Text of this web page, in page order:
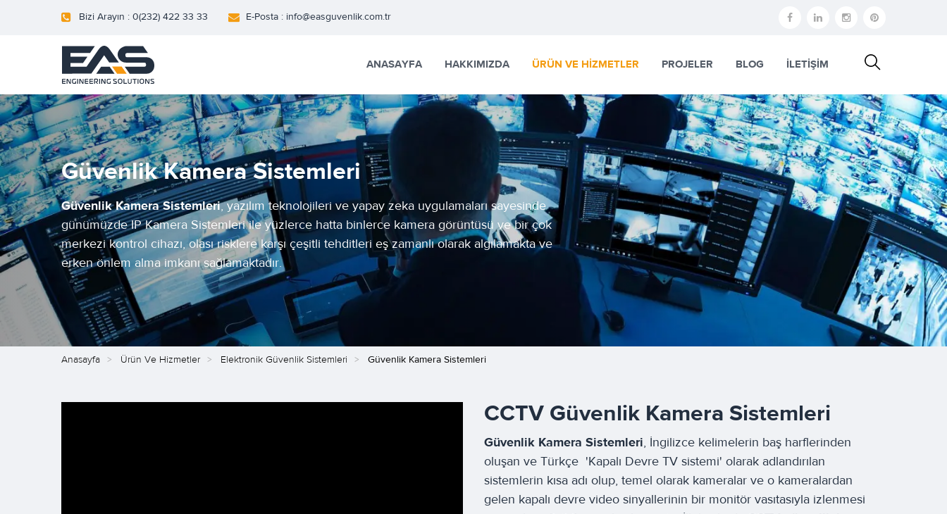
Bizi Arayın : 0(232) 422 33 33 E-Posta : info@easguvenlik.com.tr
ANASAYFA HAKKIMIZDA ÜRÜN VE HİZMETLER PROJELER BLOG İLETİŞİM
Güvenlik Kamera Sistemleri
Güvenlik Kamera Sistemleri, yazılım teknolojileri ve yapay zeka uygulamaları sayesinde
günümüzde IP Kamera Sistemleri ile yüzlerce hatta binlerce kamera görüntüsü ve bir çok
merkezi kontrol cihazı, olası risklere karşı çeşitli tehditleri eş zamanlı olarak algılamakta ve
erken önlem alma imkanı sağlamaktadır.
Anasayfa Ürün Ve Hizmetler Elektronik Güvenlik Sistemleri Güvenlik Kamera Sistemleri
CCTV Güvenlik Kamera Sistemleri
Güvenlik Kamera Sistemleri, İngilizce kelimelerin baş harflerinden
oluşan ve Türkçe 'Kapalı Devre TV sistemi' olarak adlandırılan
sistemlerin kısa adı olup, temel olarak kameralar ve o kameralardan
gelen kapalı devre video sinyallerinin bir monitör vasıtasıyla izlenmesi